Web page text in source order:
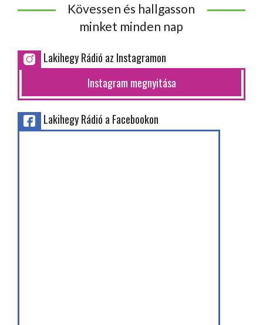
Kövessen és hallgasson
minket minden nap
Lakihegy Rádió az Instagramon
Instagram megnyitása
Lakihegy Rádió a Facebookon